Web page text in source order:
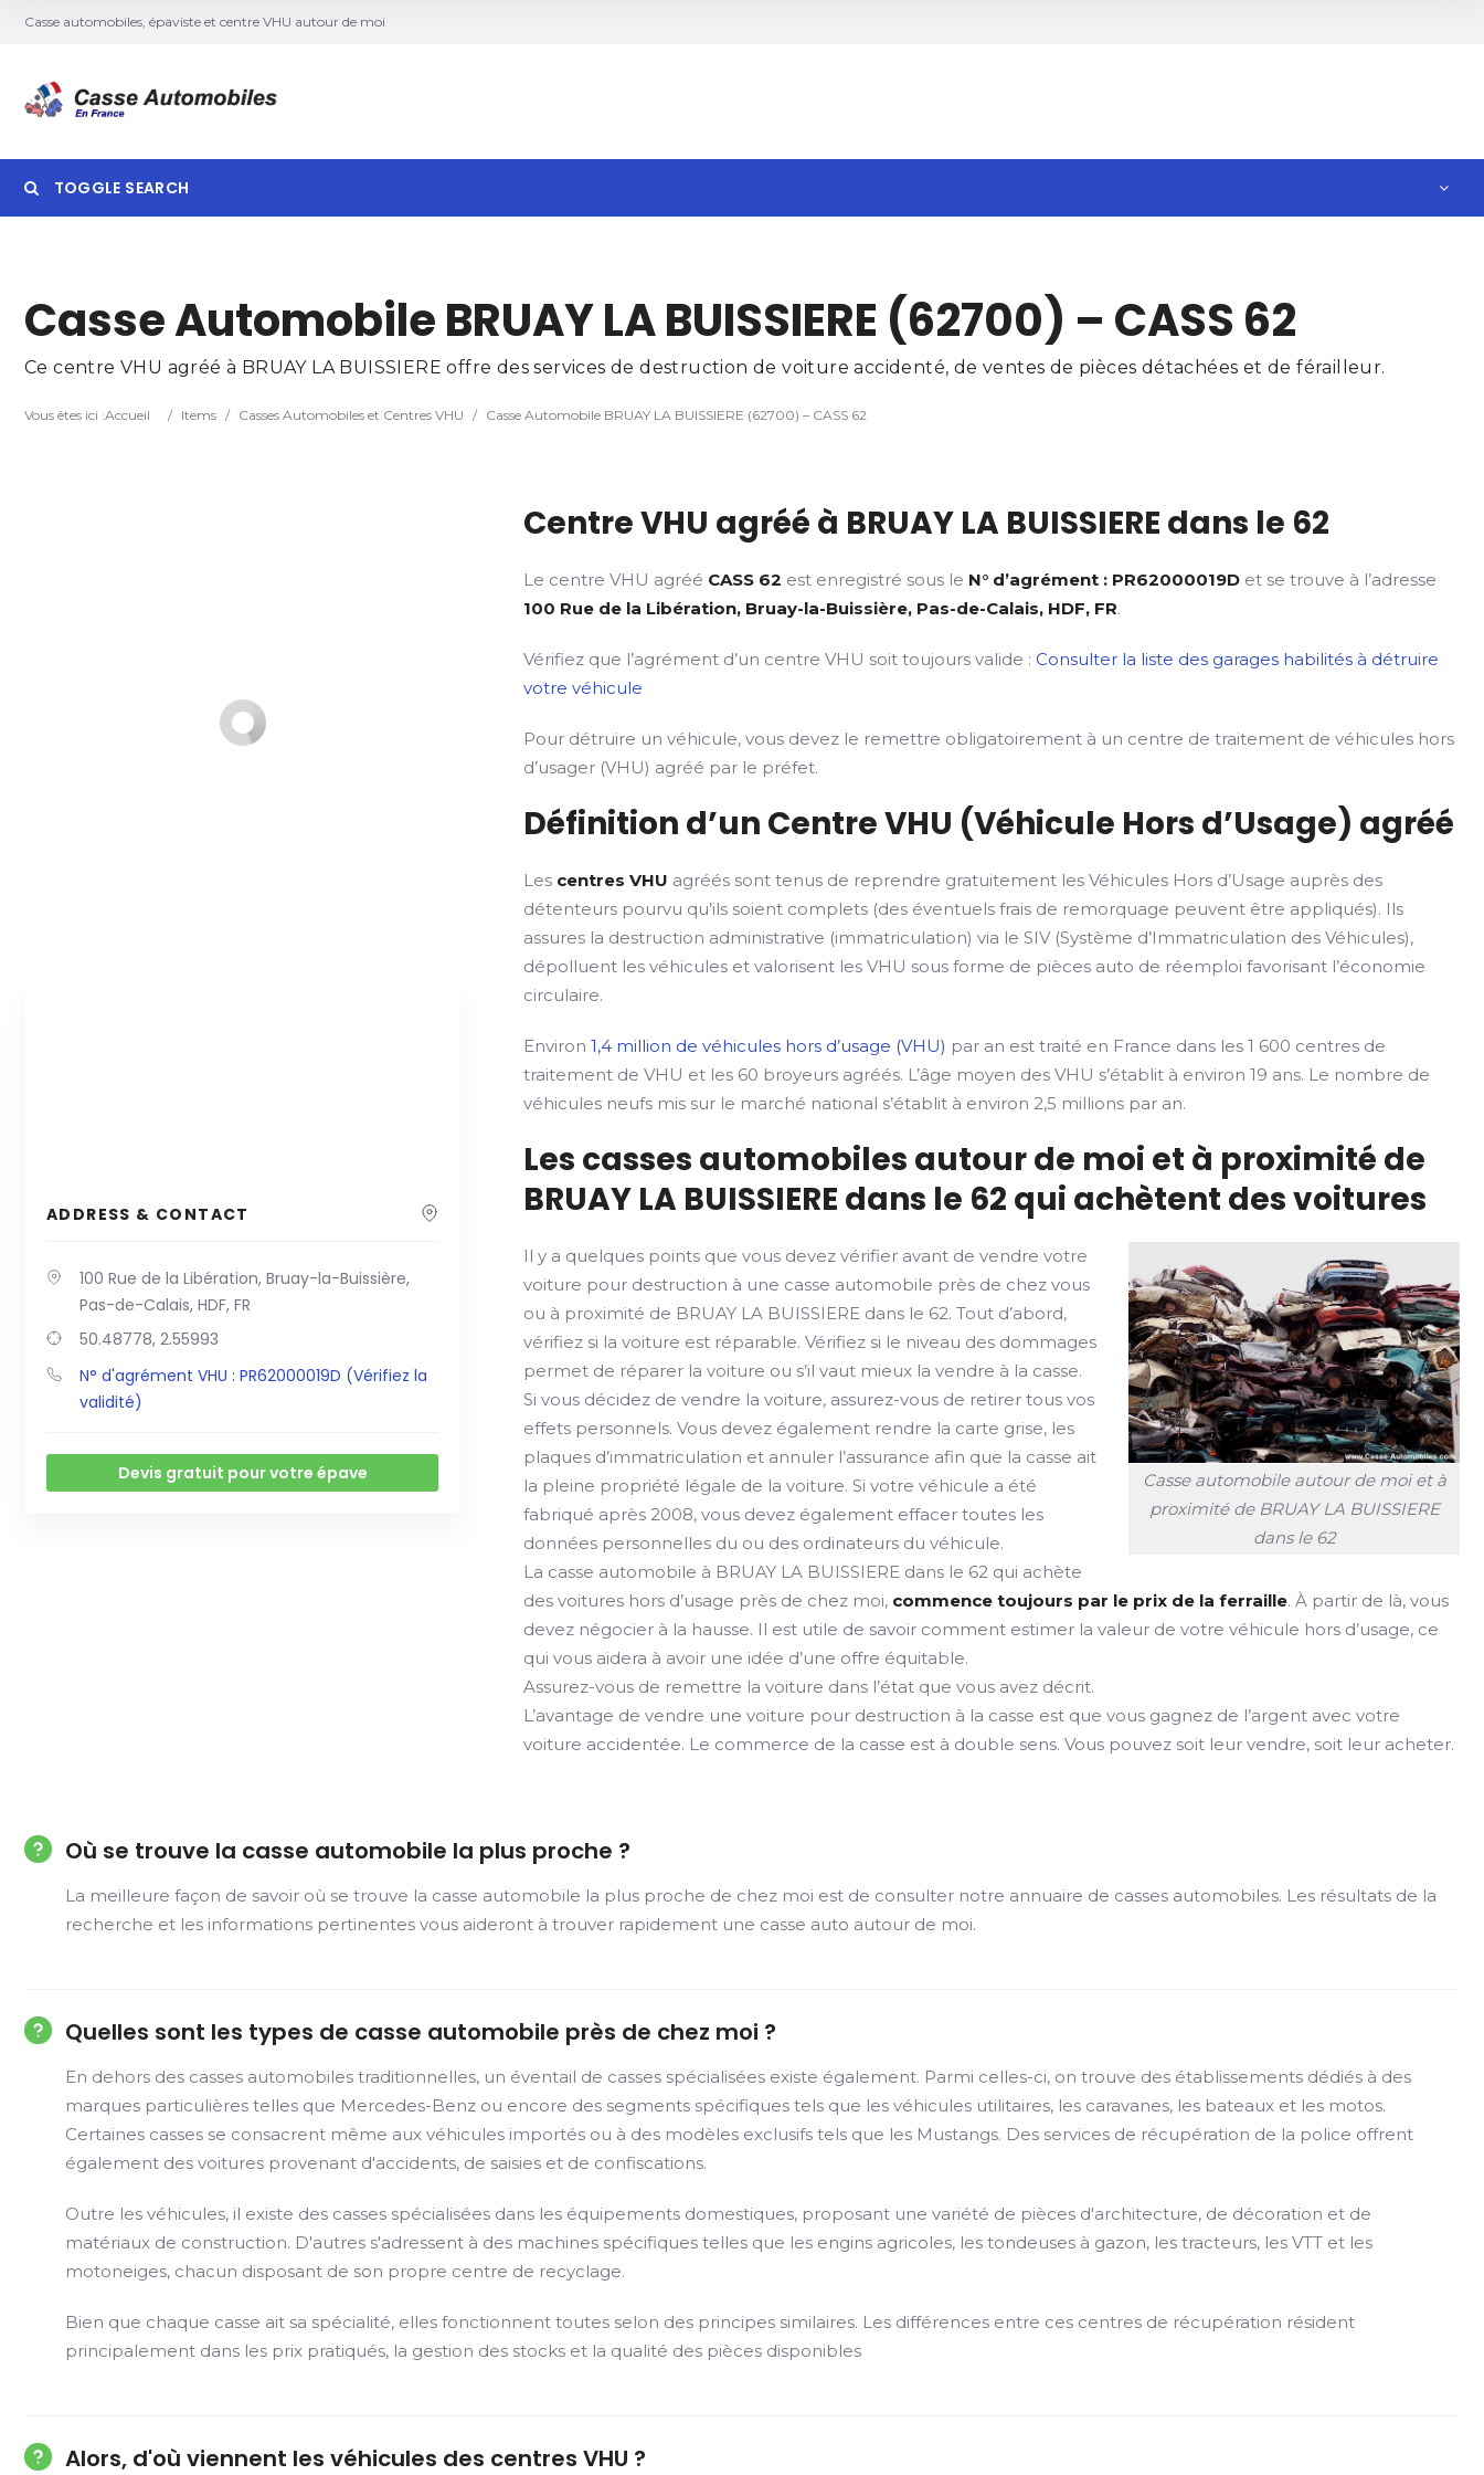
Casse automobiles, épaviste et centre VHU autour de moi
TOGGLE SEARCH
Search
Casse Automobile BRUAY LA BUISSIERE (62700) – CASS 62
Ce centre VHU agréé à BRUAY LA BUISSIERE offre des services de destruction de voiture accidenté, de ventes de pièces détachées et de férailleur.
Vous êtes ici :Accueil / Items / Casses Automobiles et Centres VHU / Casse Automobile BRUAY LA BUISSIERE (62700) – CASS 62
ADDRESS & CONTACT
100 Rue de la Libération, Bruay-la-Buissière,
Pas-de-Calais, HDF, FR
50.48778, 2.55993
N° d'agrément VHU : PR62000019D (Vérifiez la
validité)
Devis gratuit pour votre épave
Centre VHU agréé à BRUAY LA BUISSIERE dans le 62
Le centre VHU agréé CASS 62 est enregistré sous le N° d’agrément : PR62000019D et se trouve à l’adresse
100 Rue de la Libération, Bruay-la-Buissière, Pas-de-Calais, HDF, FR.
Vérifiez que l’agrément d’un centre VHU soit toujours valide : Consulter la liste des garages habilités à détruire
votre véhicule
Pour détruire un véhicule, vous devez le remettre obligatoirement à un centre de traitement de véhicules hors
d’usager (VHU) agréé par le préfet.
Définition d’un Centre VHU (Véhicule Hors d’Usage) agréé
Les centres VHU agréés sont tenus de reprendre gratuitement les Véhicules Hors d’Usage auprès des
détenteurs pourvu qu’ils soient complets (des éventuels frais de remorquage peuvent être appliqués). Ils
assures la destruction administrative (immatriculation) via le SIV (Système d’Immatriculation des Véhicules),
dépolluent les véhicules et valorisent les VHU sous forme de pièces auto de réemploi favorisant l’économie
circulaire.
Environ1,4 million de véhicules hors d’usage (VHU) par an est traité en France dans les 1 600 centres de
traitement de VHU et les 60 broyeurs agréés. L’âge moyen des VHU s’établit à environ 19 ans. Le nombre de
véhicules neufs mis sur le marché national s’établit à environ 2,5 millions par an.
Les casses automobiles autour de moi et à proximité de
BRUAY LA BUISSIERE dans le 62 qui achètent des voitures
Casse automobile autour de moi et à
proximité de BRUAY LA BUISSIERE
dans le 62
Il y a quelques points que vous devez vérifier avant de vendre votre
voiture pour destruction à une casse automobile près de chez vous
ou à proximité de BRUAY LA BUISSIERE dans le 62. Tout d’abord,
vérifiez si la voiture est réparable. Vérifiez si le niveau des dommages
permet de réparer la voiture ou s’il vaut mieux la vendre à la casse.
Si vous décidez de vendre la voiture, assurez-vous de retirer tous vos
effets personnels. Vous devez également rendre la carte grise, les
plaques d’immatriculation et annuler l’assurance afin que la casse ait
la pleine propriété légale de la voiture. Si votre véhicule a été
fabriqué après 2008, vous devez également effacer toutes les
données personnelles du ou des ordinateurs du véhicule.
La casse automobile à BRUAY LA BUISSIERE dans le 62 qui achète
des voitures hors d’usage près de chez moi, commence toujours par le prix de la ferraille. À partir de là, vous
devez négocier à la hausse. Il est utile de savoir comment estimer la valeur de votre véhicule hors d’usage, ce
qui vous aidera à avoir une idée d’une offre équitable.
Assurez-vous de remettre la voiture dans l’état que vous avez décrit.
L’avantage de vendre une voiture pour destruction à la casse est que vous gagnez de l’argent avec votre
voiture accidentée. Le commerce de la casse est à double sens. Vous pouvez soit leur vendre, soit leur acheter.
Où se trouve la casse automobile la plus proche ?
La meilleure façon de savoir où se trouve la casse automobile la plus proche de chez moi est de consulter notre annuaire de casses automobiles. Les résultats de la
recherche et les informations pertinentes vous aideront à trouver rapidement une casse auto autour de moi.
Quelles sont les types de casse automobile près de chez moi ?
En dehors des casses automobiles traditionnelles, un éventail de casses spécialisées existe également. Parmi celles-ci, on trouve des établissements dédiés à des
marques particulières telles que Mercedes-Benz ou encore des segments spécifiques tels que les véhicules utilitaires, les caravanes, les bateaux et les motos.
Certaines casses se consacrent même aux véhicules importés ou à des modèles exclusifs tels que les Mustangs. Des services de récupération de la police offrent
également des voitures provenant d'accidents, de saisies et de confiscations.
Outre les véhicules, il existe des casses spécialisées dans les équipements domestiques, proposant une variété de pièces d'architecture, de décoration et de
matériaux de construction. D'autres s'adressent à des machines spécifiques telles que les engins agricoles, les tondeuses à gazon, les tracteurs, les VTT et les
motoneiges, chacun disposant de son propre centre de recyclage.
Bien que chaque casse ait sa spécialité, elles fonctionnent toutes selon des principes similaires. Les différences entre ces centres de récupération résident
principalement dans les prix pratiqués, la gestion des stocks et la qualité des pièces disponibles
Alors, d'où viennent les véhicules des centres VHU ?